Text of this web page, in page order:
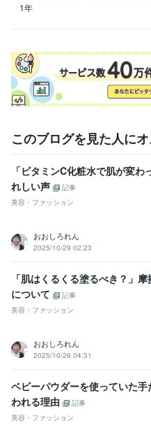
1年
このブログを見た人に
「ビタミンC化粧水で肌が変わ
れしい声
記事
美容・ファッション
おおしろれん
2025/10/29 02:23
「肌はくるくる塗るべき？」
について
記事
美容・ファッション
おおしろれん
2025/10/29 04:31
ベビーパウダーを使っていた
われる理由
記事
美容・ファッション